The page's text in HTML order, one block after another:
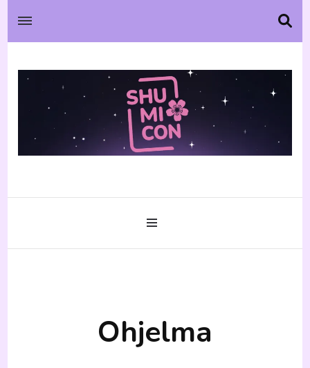
Ohjelma